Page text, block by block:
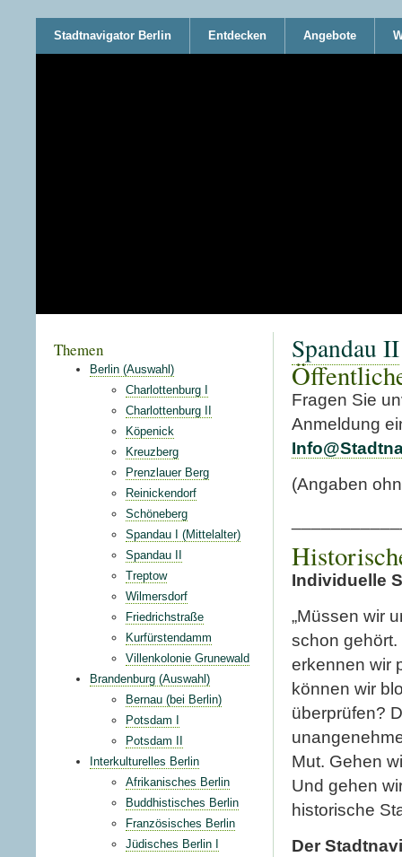
Stadtnavigator Berlin Entdecken Angebote
Spandau II
Fragen Sie
Anmeldung
(Angaben
Individuelle
„Müssen wir
schon
erkennen wir
können wir
überprüfen?
Mut. Gehen
Und gehen
historische
Der
Themen
Berlin (Auswahl)
Charlottenburg I
Charlottenburg II
Köpenick
Kreuzberg
Prenzlauer Berg
Reinickendorf
Schöneberg
Spandau I (Mittelalter)
Spandau II
Treptow
Wilmersdorf
Friedrichstraße
Kurfürstendamm
Villenkolonie Grunewald
Brandenburg (Auswahl)
Bernau (bei Berlin)
Potsdam I
Potsdam II
Interkulturelles Berlin
Afrikanisches Berlin
Buddhistisches Berlin
Französisches Berlin
Jüdisches Berlin I